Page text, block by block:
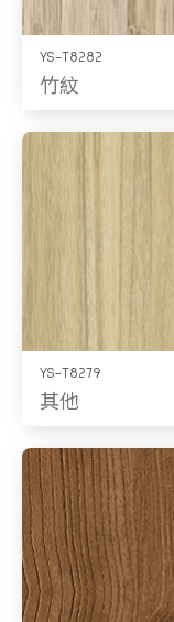
YS-T8282
竹紋
YS-T8279
其他